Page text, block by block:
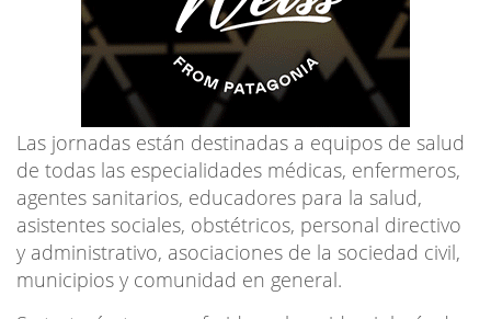
Las jornadas están destinadas a equipos de salud
de todas las especialidades médicas, enfermeros,
agentes sanitarios, educadores para la salud,
asistentes sociales, obstétricos, personal directivo
y administrativo, asociaciones de la sociedad civil,
municipios y comunidad en general.